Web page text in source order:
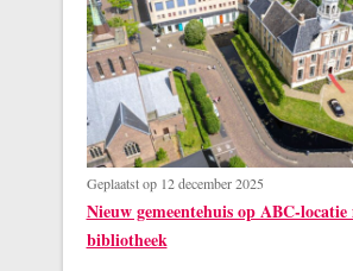
Geplaatst op 12 december 2025
Nieuw gemeentehuis op ABC-locatie
bibliotheek